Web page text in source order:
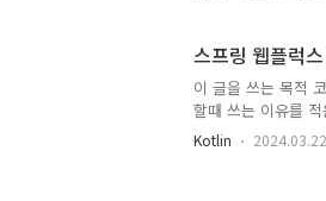
transaction that
message broker.
스프링 웹플럭
이 글을 쓰는 목적
할때 쓰는 이유를
의되는 언어가 코틀
Kotlin 2024.03.22